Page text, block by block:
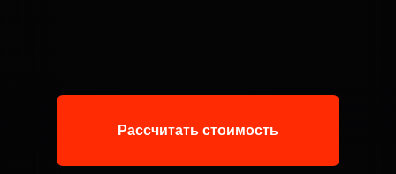
Рассчитать стоимость